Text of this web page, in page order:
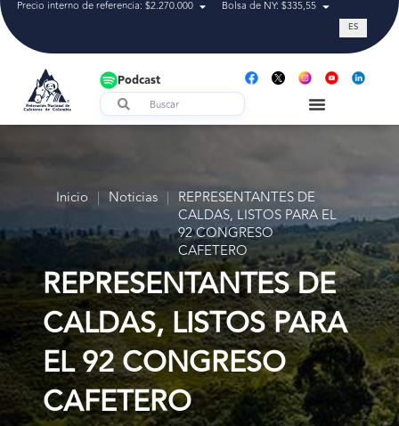
Precio interno de referencia: $2.270.000 Bolsa de NY: $335,55 Tasa de
ES
Podcast
Inicio | Noticias | REPRESENTANTES DE
CALDAS, LISTOS PARA EL
92 CONGRESO
CAFETERO
REPRESENTANTES DE
CALDAS, LISTOS PARA
EL 92 CONGRESO
CAFETERO